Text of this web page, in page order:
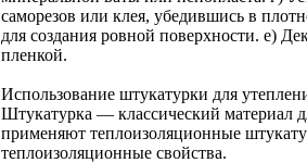
саморезов или клея, убедившись в
для создания ровной поверхности. е)
пленкой.
Использование штукатурки для
Штукатурка — классический материал
применяют теплоизоляционные
теплоизоляционные свойства.